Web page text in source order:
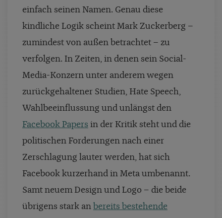
einfach seinen Namen. Genau diese
kindliche Logik scheint Mark Zuckerberg –
zumindest von außen betrachtet – zu
verfolgen. In Zeiten, in denen sein Social-
Media-Konzern unter anderem wegen
zurückgehaltener Studien, Hate Speech,
Wahlbeeinflussung und unlängst den
Facebook Papers in der Kritik steht und die
politischen Forderungen nach einer
Zerschlagung lauter werden, hat sich
Facebook kurzerhand in Meta umbenannt.
Samt neuem Design und Logo – die beide
übrigens stark an bereits bestehende